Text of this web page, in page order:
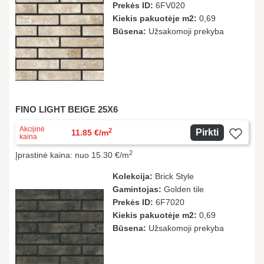
Prekės ID: 6FV020
Kiekis pakuotėje m2: 0,69
Būsena: Užsakomoji prekyba
FINO LIGHT BEIGE 25X6
Akcijinė
kaina
11.85 €/m2 Pirkti
Įprastinė kaina: nuo 15.30 €/m2
Kolekcija: Brick Style
Gamintojas: Golden tile
Prekės ID: 6F7020
Kiekis pakuotėje m2: 0,69
Būsena: Užsakomoji prekyba